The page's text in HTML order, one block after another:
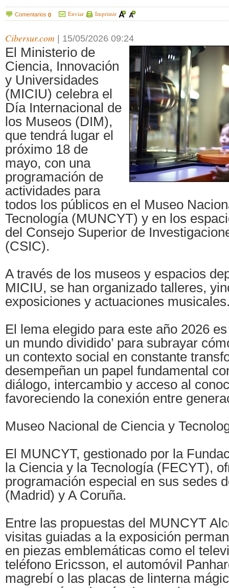
Comentarios 0 Enviar Imprimir
Cibersur.com 15/05/2026 09:24
El Ministerio de
Ciencia, Innovación
y Universidades
(MICIU) celebra el
Día Internacional de
los Museos (DIM),
que tendrá lugar el
próximo 18 de
mayo, con una
programación de
actividades para
todos los públicos en el Museo
Tecnología (MUNCYT) y en los
del Consejo Superior de
(CSIC).
A través de los museos y espacios
MICIU, se han organizado talleres,
exposiciones y actuaciones
El lema elegido para este año 2026
un mundo dividido’ para subrayar
un contexto social en constante
desempeñan un papel fundamental
diálogo, intercambio y acceso al
favoreciendo la conexión entre
Museo Nacional de Ciencia y
El MUNCYT, gestionado por la
la Ciencia y la Tecnología (FECYT),
programación especial en sus sedes
(Madrid) y A Coruña.
Entre las propuestas del MUNCYT
visitas guiadas a la exposición
en piezas emblemáticas como el
teléfono Ericsson, el automóvil
magrebí o las placas de linterna